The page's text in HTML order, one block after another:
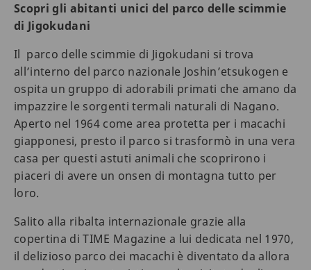
Scopri gli abitanti unici del parco delle scimmie
di Jigokudani
Il parco delle scimmie di Jigokudani si trova
all’interno del parco nazionale Joshin’etsukogen e
ospita un gruppo di adorabili primati che amano da
impazzire le sorgenti termali naturali di Nagano.
Aperto nel 1964 come area protetta per i macachi
giapponesi, presto il parco si trasformò in una vera
casa per questi astuti animali che scoprirono i
piaceri di avere un onsen di montagna tutto per
loro.
Salito alla ribalta internazionale grazie alla
copertina di TIME Magazine a lui dedicata nel 1970,
il delizioso parco dei macachi è diventato da allora